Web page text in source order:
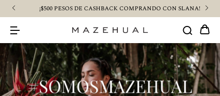
¡$500 PESOS DE CASHBACK COMPRANDO CON SLANA!